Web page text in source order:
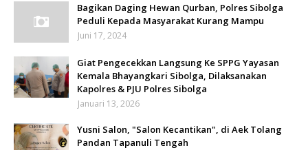
Bagikan Daging Hewan Qurban, Polres Sibolga
Peduli Kepada Masyarakat Kurang Mampu
Juni 17, 2024
Giat Pengecekkan Langsung Ke SPPG Yayasan
Kemala Bhayangkari Sibolga, Dilaksanakan
Kapolres & PJU Polres Sibolga
Januari 13, 2026
Yusni Salon, "Salon Kecantikan", di Aek Tolang
Pandan Tapanuli Tengah